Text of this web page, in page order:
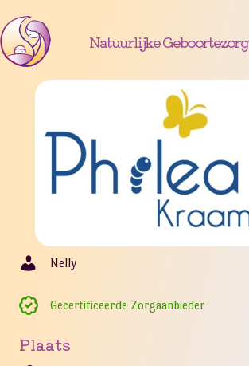
Natuurlijke Geboortezorg
Nelly
Gecertificeerde Zorgaanbieder
Plaats